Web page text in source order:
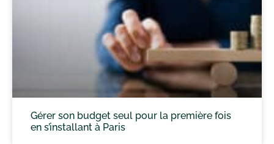
Gérer son budget seul pour la première fois
en s’installant à Paris